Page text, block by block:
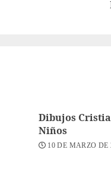
Dibujos
Niños
10 DE MARZO DE